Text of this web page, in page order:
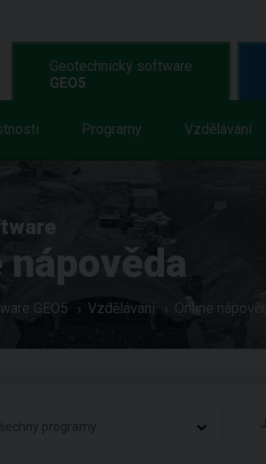
Geotechnický software
GEO5
Programy Vzdělávání
nápověda
GEO5 Vzdělávání Online
programy